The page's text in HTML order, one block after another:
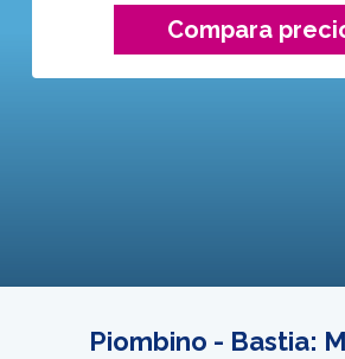
Compara
Piombino - Bastia: